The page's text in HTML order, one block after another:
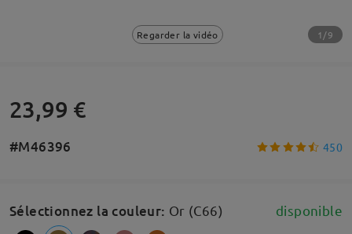
Regarder la vidéo 1/9
23,99 €
#M46396 450
Sélectionnez la couleur: Or (C66) disponible